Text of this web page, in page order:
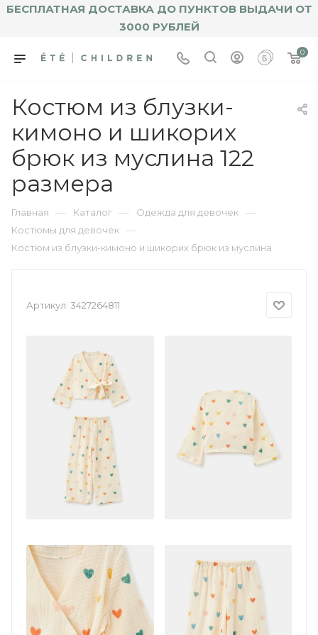
БЕСПЛАТНАЯ ДОСТАВКА ДО ПУНКТОВ ВЫДАЧИ ОТ
3000 РУБЛЕЙ
0
Костюм из блузки-
кимоно и шикорих
брюк из муслина 122
размера
Главная — Каталог — Одежда для девочек —
Костюмы для девочек —
Костюм из блузки-кимоно и шикорих брюк из муслина
Артикул: 3427264811